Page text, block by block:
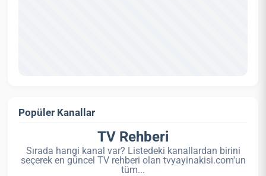
Popüler Kanallar
TV Rehberi
Sırada hangi kanal var? Listedeki kanallardan birini
seçerek en güncel TV rehberi olan tvyayinakisi.com'un
tüm...